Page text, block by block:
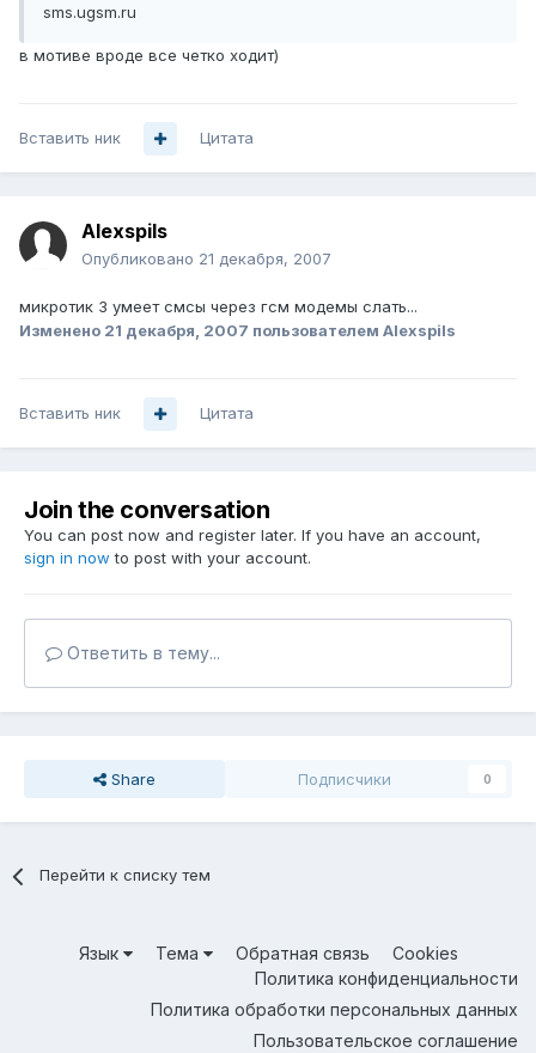
sms.ugsm.ru
в мотиве вроде все четко ходит)
Вставить ник Цитата
Alexspils
Опубликовано 21 декабря, 2007
микротик 3 умеет смсы через гсм модемы слать...
Изменено 21 декабря, 2007 пользователем Alexspils
Вставить ник Цитата
Join the conversation
You can post now and register later. If you have an account,
sign in now to post with your account.
Ответить в тему...
Share Подписчики 0
Перейти к списку тем
Язык Тема Обратная связь
Cookies
Политика конфиденциальности
Политика обработки персональных данных
Пользовательское соглашение